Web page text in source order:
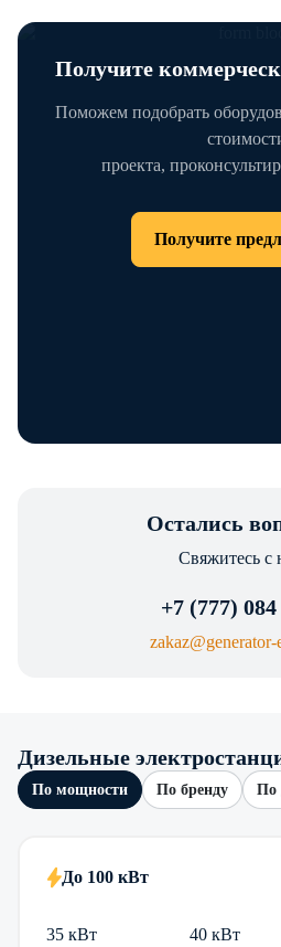
Получите
Поможем подобрать
проекта,
Получите
Остались
Свяжитесь с
+7 (777)
Дизельные
По мощности По бренду По
До 100 кВт
35 кВт
40 кВт